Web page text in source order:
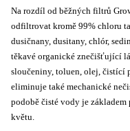
Na rozdíl od běžných filtrů
odfiltrovatkromě 99% chloru
dusičnany, dusitany, chlór,
těkavé organické znečišťující
sloučeniny, toluen, olej, čistící
eliminuje také mechanické
podobě čisté vody je
květu.